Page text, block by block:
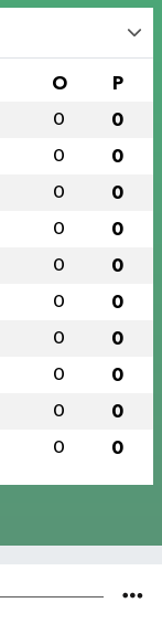
O P
0 0
0 0
0 0
0 0
0 0
0 0
0 0
0 0
0 0
0 0